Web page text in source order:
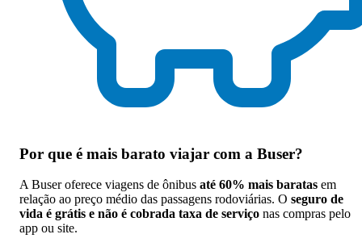
Por que é mais barato viajar com a Buser?
A Buser oferece viagens de ônibus até 60% mais baratas em
relação ao preço médio das passagens rodoviárias. O seguro de
vida é grátis e não é cobrada taxa de serviço nas compras pelo
app ou site.